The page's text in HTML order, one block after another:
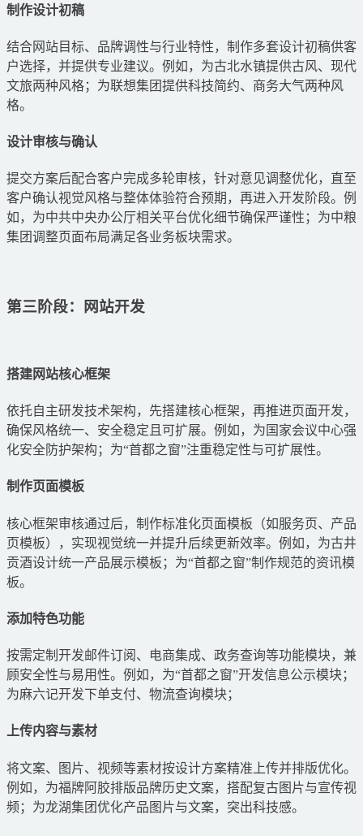
制作设计初稿
结合网站目标、品牌调性与行业特性，制作多套设计初稿供客
户选择，并提供专业建议。例如，为古北水镇提供古风、现代
文旅两种风格；为联想集团提供科技简约、商务大气两种风
格。
设计审核与确认
提交方案后配合客户完成多轮审核，针对意见调整优化，直至
客户确认视觉风格与整体体验符合预期，再进入开发阶段。例
如，为中共中央办公厅相关平台优化细节确保严谨性；为中粮
集团调整页面布局满足各业务板块需求。
第三阶段：网站开发
搭建网站核心框架
依托自主研发技术架构，先搭建核心框架，再推进页面开发，
确保风格统一、安全稳定且可扩展。例如，为国家会议中心强
化安全防护架构；为“首都之窗”注重稳定性与可扩展性。
制作页面模板
核心框架审核通过后，制作标准化页面模板（如服务页、产品
页模板），实现视觉统一并提升后续更新效率。例如，为古井
贡酒设计统一产品展示模板；为“首都之窗”制作规范的资讯模
板。
添加特色功能
按需定制开发邮件订阅、电商集成、政务查询等功能模块，兼
顾安全性与易用性。例如，为“首都之窗”开发信息公示模块；
为麻六记开发下单支付、物流查询模块；
上传内容与素材
将文案、图片、视频等素材按设计方案精准上传并排版优化。
例如，为福牌阿胶排版品牌历史文案，搭配复古图片与宣传视
频；为龙湖集团优化产品图片与文案，突出科技感。